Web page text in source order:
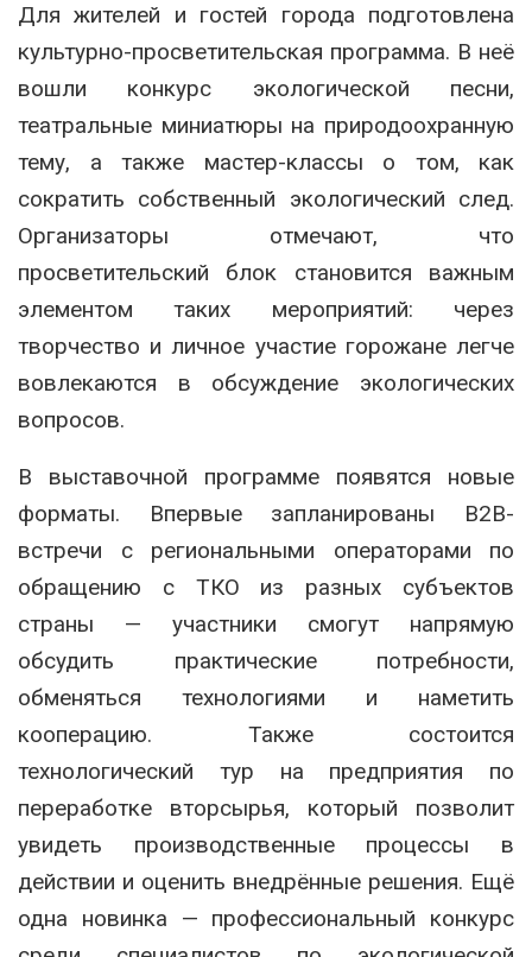
Для жителей и гостей города подготовлена
культурно-просветительская программа. В неё
вошли конкурс экологической песни,
театральные миниатюры на природоохранную
тему, а также мастер-классы о том, как
сократить собственный экологический след.
Организаторы отмечают, что
просветительский блок становится важным
элементом таких мероприятий: через
творчество и личное участие горожане легче
вовлекаются в обсуждение экологических
вопросов.
В выставочной программе появятся новые
форматы. Впервые запланированы B2B-
встречи с региональными операторами по
обращению с ТКО из разных субъектов
страны — участники смогут напрямую
обсудить практические потребности,
обменяться технологиями и наметить
кооперацию. Также состоится
технологический тур на предприятия по
переработке вторсырья, который позволит
увидеть производственные процессы в
действии и оценить внедрённые решения. Ещё
одна новинка — профессиональный конкурс